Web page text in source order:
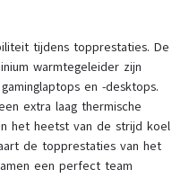
tijdens topprestaties. De
warmtegeleider zijn
en -desktops.
extra laag thermische
het heetst van de strijd koel
de topprestaties van het
een perfect team